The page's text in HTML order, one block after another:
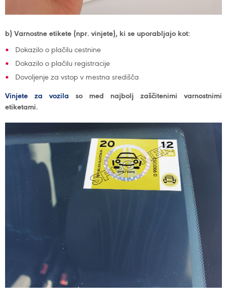
b) Varnostne etikete (npr. vinjete), ki se uporabljajo kot:
Dokazilo o plačilu cestnine
Dokazilo o plačilu registracije
Dovoljenje za vstop v mestna središča
Vinjete za vozila so med najbolj zaščitenimi varnostnimi
etiketami.